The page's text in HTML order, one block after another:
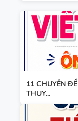
11 CHUYÊN
THUY...